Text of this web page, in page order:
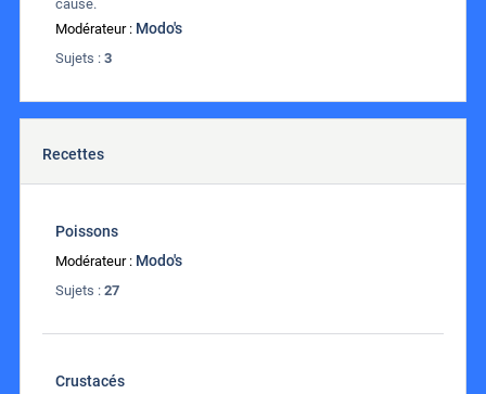
cause.
Modérateur : Modo's
Sujets : 3
Recettes
Poissons
Modérateur : Modo's
Sujets : 27
Crustacés